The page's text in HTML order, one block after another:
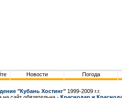
Новости Погода
"Кубань Хостинг" 1999-2009 г.г.